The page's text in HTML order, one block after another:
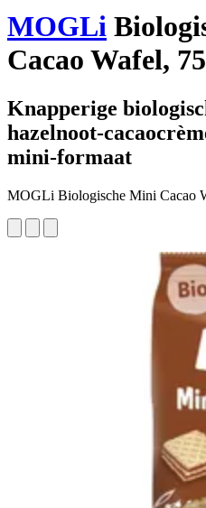
MOGLi
Cacao Wafel,
Knapperige
hazelnoot-
mini-formaat
MOGLi Biologische Mini Cacao